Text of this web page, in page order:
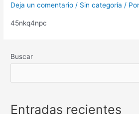
Deja un comentario / Sin categoría /
45nkq4npc
Buscar
Entradas recientes